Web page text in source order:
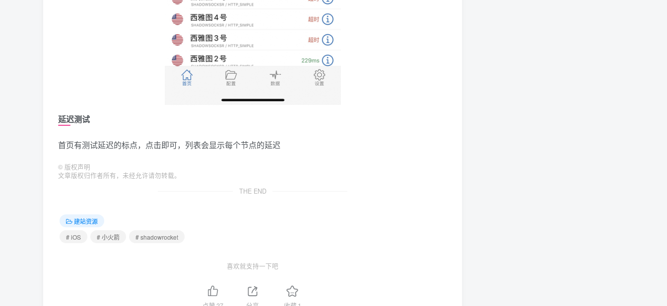
延迟测试
首页有测试延迟的标点，点击即可，列表会显示每个节点的延迟
© 版权声明
文章版权归作者所有，未经允许请勿转载。
THE END
建站资源
# iOS
# 小火箭 # shadowrocket
喜欢就支持一下吧